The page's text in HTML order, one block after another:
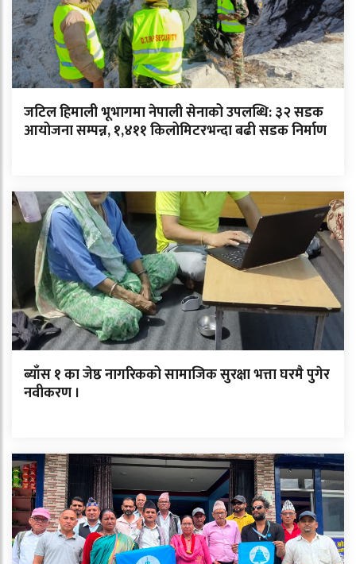
जटिल हिमाली भूभागमा नेपाली सेनाको उपलब्धि: ३२ सडक
आयोजना सम्पन्न, १,४११ किलोमिटरभन्दा बढी सडक निर्माण
ब्याँस १ का जेष्ठ नागरिकको सामाजिक सुरक्षा भत्ता घरमै पुगेर
नवीकरण ।